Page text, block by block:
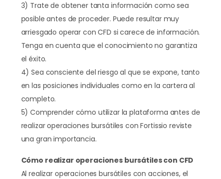
3) Trate de obtener tanta información como sea
posible antes de proceder. Puede resultar muy
arriesgado operar con CFD si carece de información.
Tenga en cuenta que el conocimiento no garantiza
el éxito.
4) Sea consciente del riesgo al que se expone, tanto
en las posiciones individuales como en la cartera al
completo.
5) Comprender cómo utilizar la plataforma antes de
realizar operaciones bursátiles con Fortissio reviste
una gran importancia.
Cómo realizar operaciones bursátiles con CFD
Al realizar operaciones bursátiles con acciones, el